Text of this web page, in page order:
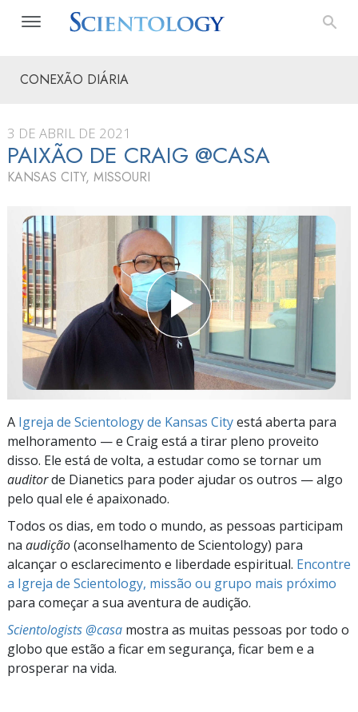
CONEXÃO DIÁRIA
3 DE ABRIL DE 2021
PAIXÃO DE CRAIG @CASA
KANSAS CITY, MISSOURI
A Igreja de Scientology de Kansas Cityestá aberta para
melhoramento — e Craig está a tirar pleno proveito
disso. Ele está de volta, a estudar como se tornar um
auditorde Dianetics para poder ajudar os outros — algo
pelo qual ele é apaixonado.
Todos os dias, em todo o mundo, as pessoas participam
na audição(aconselhamento de Scientology) para
alcançar o esclarecimento e liberdade espiritual. Encontre
a Igreja de Scientology, missão ou grupo mais próximo
para começar a sua aventura de audição.
Scientologists @casa mostra as muitas pessoas por todo o
globo que estão a ficar em segurança, ficar bem e a
prosperar na vida.